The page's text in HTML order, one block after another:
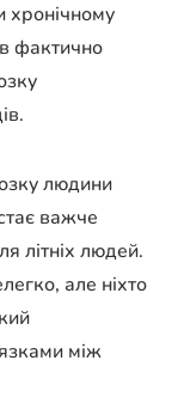
хронічному
фактично
людини
важче
літніх людей.
але ніхто
між